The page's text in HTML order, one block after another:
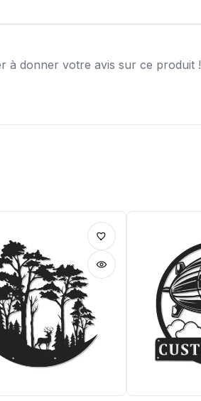
à donner votre avis sur ce produit !